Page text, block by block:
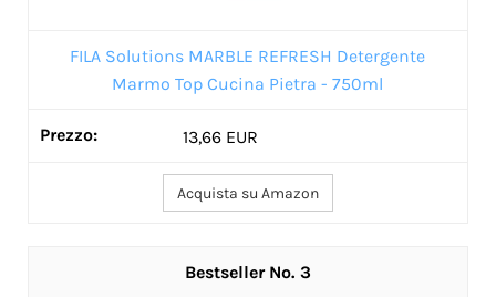
FILA Solutions MARBLE REFRESH Detergente
Marmo Top Cucina Pietra - 750ml
13,66 EUR
Acquista su Amazon
3